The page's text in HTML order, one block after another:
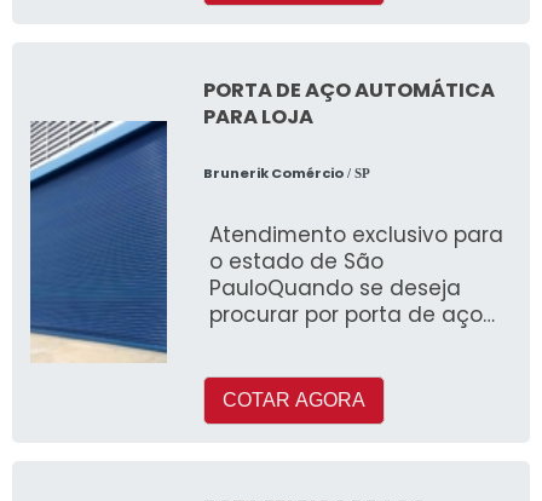
PORTA DE AÇO AUTOMÁTICA
PARA LOJA
Brunerik Comércio/ SP
Atendimento exclusivo para
o estado de São
PauloQuando se deseja
procurar por porta de aço
empresa que &eac
COTAR AGORA